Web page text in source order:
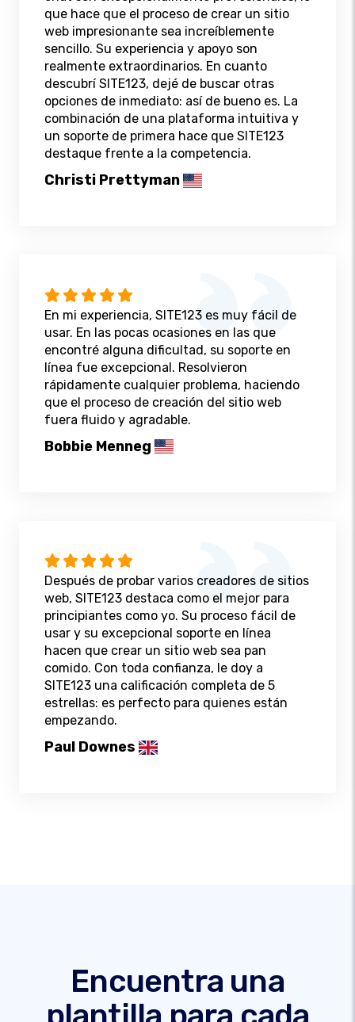
que hace que el proceso de crear un sitio
web impresionante sea increíblemente
sencillo. Su experiencia y apoyo son
realmente extraordinarios. En cuanto
descubrí SITE123, dejé de buscar otras
opciones de inmediato: así de bueno es. La
combinación de una plataforma intuitiva y
un soporte de primera hace que SITE123
destaque frente a la competencia.
Christi Prettyman
En mi experiencia, SITE123 es muy fácil de
usar. En las pocas ocasiones en las que
encontré alguna dificultad, su soporte en
línea fue excepcional. Resolvieron
rápidamente cualquier problema, haciendo
que el proceso de creación del sitio web
fuera fluido y agradable.
Bobbie Menneg
Después de probar varios creadores de sitios
web, SITE123 destaca como el mejor para
principiantes como yo. Su proceso fácil de
usar y su excepcional soporte en línea
hacen que crear un sitio web sea pan
comido. Con toda confianza, le doy a
SITE123 una calificación completa de 5
estrellas: es perfecto para quienes están
empezando.
Paul Downes
Encuentra una